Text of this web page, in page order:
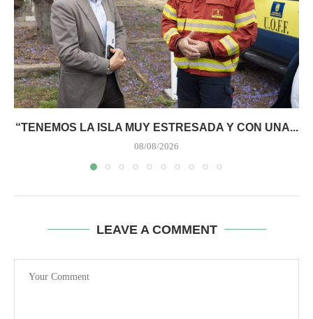
“TENEMOS LA ISLA MUY ESTRESADA Y CON UNA...
08/08/2026
LEAVE A COMMENT